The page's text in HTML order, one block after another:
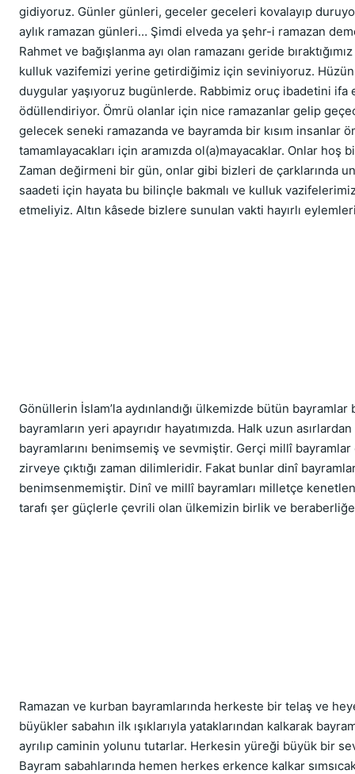
gidiyoruz. Günler günleri, geceler geceleri kovalayıp
aylık ramazan günleri… Şimdi elveda ya şehr-i ramazan
Rahmet ve bağışlanma ayı olan ramazanı geride
kulluk vazifemizi yerine getirdiğimiz için seviniyoruz.
duygular yaşıyoruz bugünlerde. Rabbimiz oruç ibadetini
ödüllendiriyor. Ömrü olanlar için nice ramazanlar gelip
gelecek seneki ramazanda ve bayramda bir kısım insanlar
tamamlayacakları için aramızda ol(a)mayacaklar. Onlar hoş
Zaman değirmeni bir gün, onlar gibi bizleri de çarklarında
saadeti için hayata bu bilinçle bakmalı ve kulluk
etmeliyiz. Altın kâsede bizlere sunulan vakti hayırlı
Gönüllerin İslam’la aydınlandığı ülkemizde bütün
bayramların yeri apayrıdır hayatımızda. Halk uzun
bayramlarını benimsemiş ve sevmiştir. Gerçi millî bayramlar
zirveye çıktığı zaman dilimleridir. Fakat bunlar dinî
benimsenmemiştir. Dinî ve millî bayramları milletçe
tarafı şer güçlerle çevrili olan ülkemizin birlik ve beraberliğe
Ramazan ve kurban bayramlarında herkeste bir telaş ve
büyükler sabahın ilk ışıklarıyla yataklarından kalkarak
ayrılıp caminin yolunu tutarlar. Herkesin yüreği büyük bir
Bayram sabahlarında hemen herkes erkence kalkar